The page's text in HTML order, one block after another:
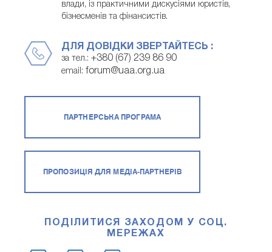
влади, із практичними дискусіями юристів,
бізнесменів та фінансистів.
ДЛЯ ДОВІДКИ ЗВЕРТАЙТЕСЬ :
за тел.: +380 (67) 239 86 90
email: forum@uaa.org.ua
ПАРТНЕРСЬКА ПРОГРАМА
ПРОПОЗИЦІЯ ДЛЯ МЕДІА-ПАРТНЕРІВ
ПОДІЛИТИСЯ ЗАХОДОМ У СОЦ.
МЕРЕЖАХ